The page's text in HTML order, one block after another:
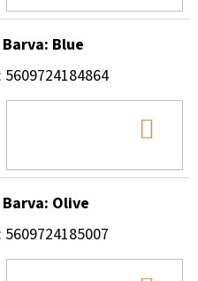
Blue
5609724184864
Olive
5609724185007